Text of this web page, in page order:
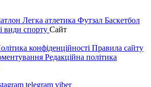
Легка атлетика Футзал Баскетбол
види спорту Сайт
конфіденційності Правила сайту
Редакційна політика
telegram viber